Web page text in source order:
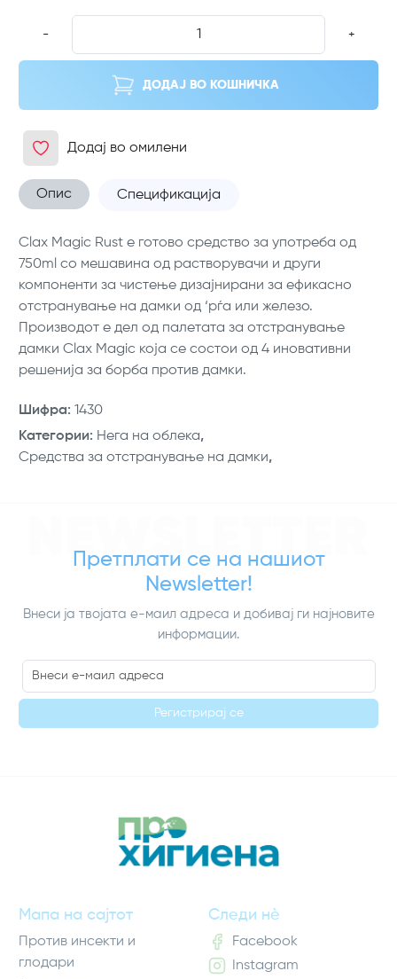
- +
ДОДАЈ ВО КОШНИЧКА
Додај во омилени
Опис Спецификација
Clax Magic Rust е готово средство за употреба од
750ml со мешавина од растворувачи и други
компоненти за чистење дизајнирани за ефикасно
отстранување на дамки од ‘рѓа или железо.
Производот е дел од палетата за отстранување
дамки Clax Magic која се состои од 4 иновативни
решенија за борба против дамки.
Шифра: 1430
Категории: Нега на облека,
Средства за отстранување на дамки,
NEWSLETTER
Претплати се на нашиот
Newsletter!
Внеси ја твојата е-маил адреса и добивај ги најновите
информации.
Регистрирај се
Мапа на сајтот
Против инсекти и
глодари
Следи нè
Facebook
Instagram